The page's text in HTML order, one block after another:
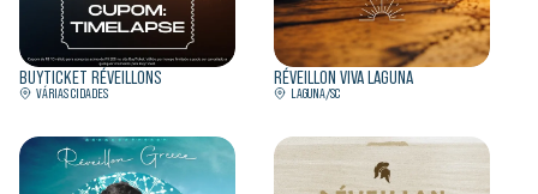
BUYTICKET RÉVEILLONS
VÁRIAS CIDADES
RÉVEILLON VIVA LAGUNA
LAGUNA/SC